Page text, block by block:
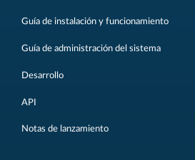
Guía de instalación y funcionamiento
Guía de administración del sistema
Desarrollo
API
Notas de lanzamiento